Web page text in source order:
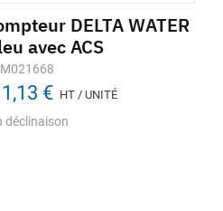
DELTA WATER
avec ACS
1,13 € HT / UNITÉ
déclinaison